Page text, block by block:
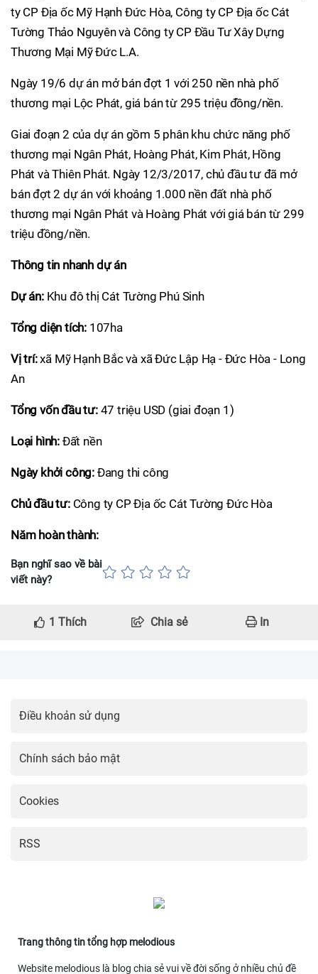
ty CP Địa ốc Mỹ Hạnh Đức Hòa, Công ty CP Địa ốc Cát
Tường Thảo Nguyên và Công ty CP Đầu Tư Xây Dựng
Thương Mại Mỹ Đức L.A.
Ngày 19/6 dự án mở bán đợt 1 với 250 nền nhà phố
thương mại Lộc Phát, giá bán từ 295 triệu đồng/nền.
Giai đoạn 2 của dự án gồm 5 phân khu chức năng phố
thương mại Ngân Phát, Hoàng Phát, Kim Phát, Hồng
Phát và Thiên Phát. Ngày 12/3/2017, chủ đầu tư đã mở
bán đợt 2 dự án với khoảng 1.000 nền đất nhà phố
thương mại Ngân Phát và Hoàng Phát với giá bán từ 299
triệu đồng/nền.
Thông tin nhanh dự án
Dự án:Khu đô thị Cát Tường Phú Sinh
Tổng diện tích: 107ha
Vị trí:xã Mỹ Hạnh Bắc và xã Đức Lập Hạ - Đức Hòa - Long
An
Tổng vốn đầu tư: 47 triệu USD (giai đoạn 1)
Loại hình: Đất nền
Ngày khởi công: Đang thi công
Chủ đầu tư: Công ty CP Địa ốc Cát Tường Đức Hòa
Năm hoàn thành:
Bạn nghĩ sao về bài
viết này?
1 Thích Chia sẻ In
Điều khoản sử dụng
Chính sách bảo mật
Cookies
RSS
Trang thông tin tổng hợp melodious
Website melodious là blog chia sẻ vui về đời sống ở nhiều chủ đề